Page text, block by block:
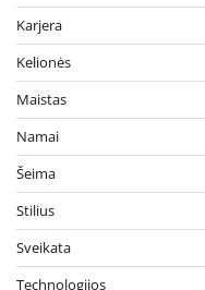
Karjera
Kelionės
Maistas
Namai
Šeima
Stilius
Sveikata
Technologijos